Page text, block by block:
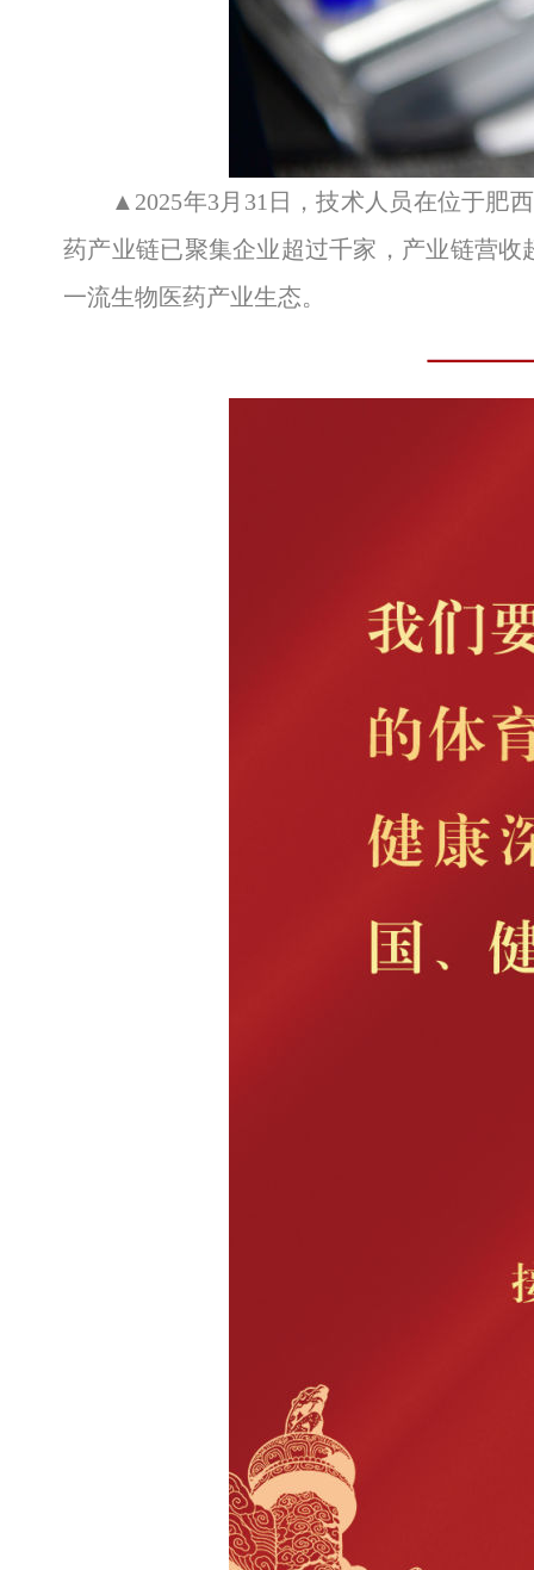
▲2025年3月31日，技术人员在位于肥
药产业链已聚集企业超过千家，产业链营
一流生物医药产业生态。